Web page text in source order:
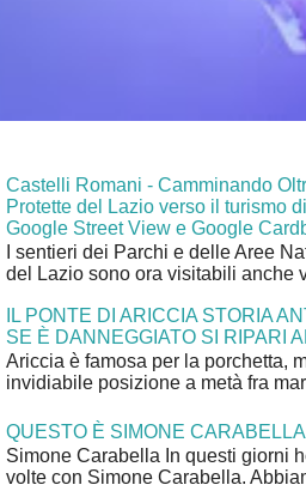
Castelli Romani - Camminando
Protette del Lazio verso il turismo
Google Street View e Google
I sentieri dei Parchi e delle Aree
del Lazio sono ora visitabili anche
IL PONTE DI ARICCIA STORIA
SE È DANNEGGIATO SI RIPARI
Ariccia è famosa per la porchetta,
invidiabile posizione a metà fra
QUESTO È SIMONE CARABELLA
Simone Carabella In questi giorni
volte con Simone Carabella.